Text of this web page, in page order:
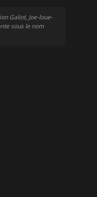
Galiot, Joe-loue-
sous le nom